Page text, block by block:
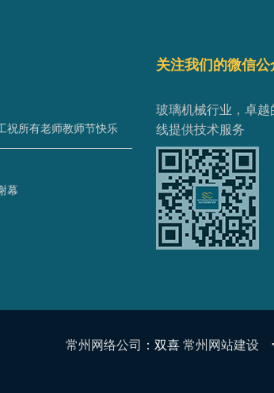
祝所有老师教师节快乐
幕
关注我们的微信
玻璃机械行业，卓
线提供技术服务
常州网络公司 ：双喜常州网站建设